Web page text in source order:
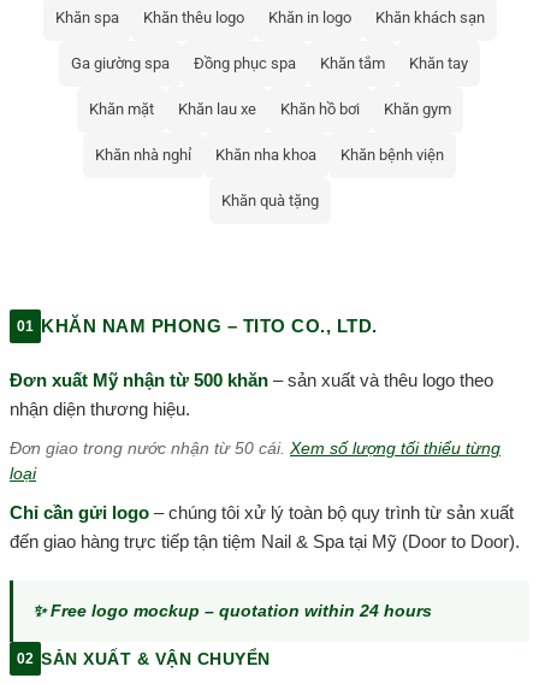
Khăn spa Khăn thêu logo Khăn in logo Khăn khách sạn
Ga giường spa Đồng phục spa Khăn tắm Khăn tay
Khăn mặt Khăn lau xe Khăn hồ bơi Khăn gym
Khăn nhà nghỉ Khăn nha khoa Khăn bệnh viện
Khăn quà tặng
01 KHĂN NAM PHONG – TITO CO., LTD.
Đơn xuất Mỹ nhận từ 500 khăn – sản xuất và thêu logo theo
nhận diện thương hiệu.
Đơn giao trong nước nhận từ 50 cái. Xem số lượng tối thiểu từng
loại
Chỉ cần gửi logo – chúng tôi xử lý toàn bộ quy trình từ sản xuất
đến giao hàng trực tiếp tận tiệm Nail & Spa tại Mỹ (Door to Door).
✨ Free logo mockup – quotation within 24 hours
02 SẢN XUẤT & VẬN CHUYỂN